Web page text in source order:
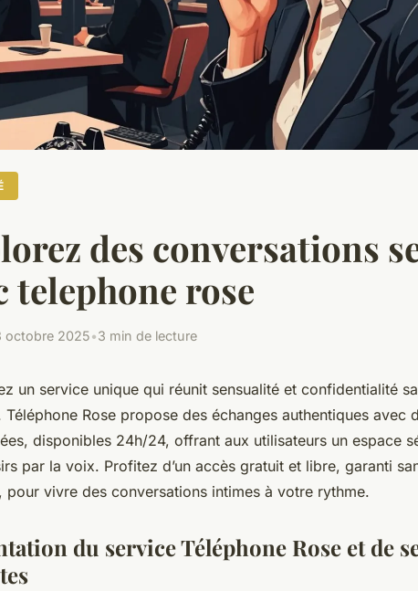
des conversations
telephone rose
octobre 2025•3 min de lecture
un service unique qui réunit sensualité et confidentialité
Téléphone Rose propose des échanges authentiques avec
disponibles 24h/24, offrant aux utilisateurs un espace
par la voix. Profitez d’un accès gratuit et libre, garanti
pour vivre des conversations intimes à votre rythme.
du service Téléphone Rose et de